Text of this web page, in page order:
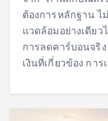
ต้องการหลักฐาน
แวดล้อมอย่างเดีย
การลดคาร์บอนจริ
เงินที่เกี่ยวข้อง กา